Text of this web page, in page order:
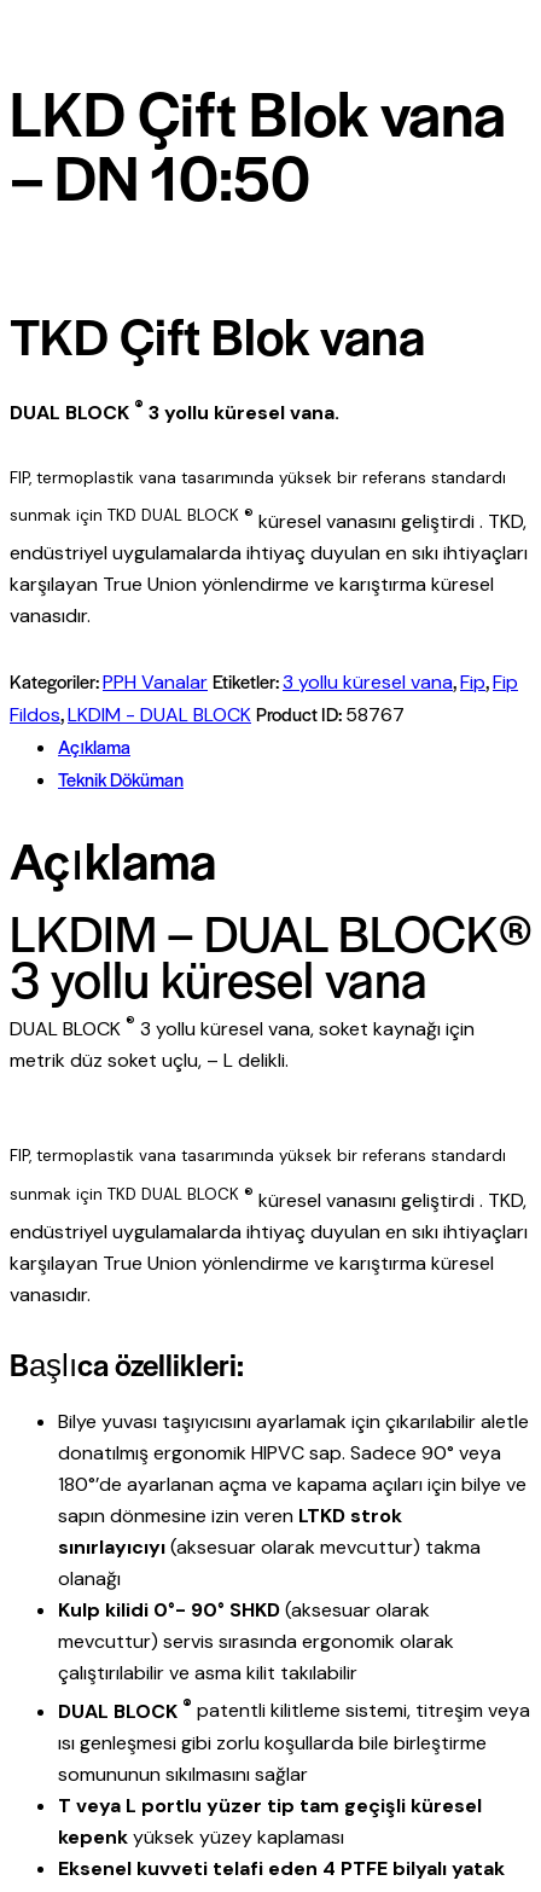
LKD Çift Blok vana
– DN 10:50
TKD Çift Blok vana
DUAL BLOCK ® 3 yollu küresel vana.
FIP, termoplastik vana tasarımında yüksek bir referans standardı
sunmak için TKD DUAL BLOCK ® küresel vanasını geliştirdi . TKD,
endüstriyel uygulamalarda ihtiyaç duyulan en sıkı ihtiyaçları
karşılayan True Union yönlendirme ve karıştırma küresel
vanasıdır.
Kategoriler:PPH VanalarEtiketler:3 yollu küresel vana,Fip,Fip
Fildos,LKDIM - DUAL BLOCKProduct ID:58767
Açıklama
Teknik Döküman
Açıklama
LKDIM – DUAL BLOCK®
3 yollu küresel vana
DUAL BLOCK ® 3 yollu küresel vana, soket kaynağı için
metrik düz soket uçlu, – L delikli.
FIP, termoplastik vana tasarımında yüksek bir referans standardı
sunmak için TKD DUAL BLOCK ® küresel vanasını geliştirdi . TKD,
endüstriyel uygulamalarda ihtiyaç duyulan en sıkı ihtiyaçları
karşılayan True Union yönlendirme ve karıştırma küresel
vanasıdır.
Başlıca özellikleri:
Bilye yuvası taşıyıcısını ayarlamak için çıkarılabilir aletle
donatılmış ergonomik HIPVC sap. Sadece 90° veya
180°’de ayarlanan açma ve kapama açıları için bilye ve
sapın dönmesine izin veren LTKD strok
sınırlayıcıyı(aksesuar olarak mevcuttur) takma
olanağı
Kulp kilidi 0°- 90° SHKD(aksesuar olarak
mevcuttur) servis sırasında ergonomik olarak
çalıştırılabilir ve asma kilit takılabilir
DUAL BLOCK ® patentli kilitleme sistemi, titreşim veya
ısı genleşmesi gibi zorlu koşullarda bile birleştirme
somununun sıkılmasını sağlar
T veya L portlu yüzer tip tam geçişli küresel
kepenkyüksek yüzey kaplaması
Eksenel kuvveti telafi eden 4 PTFE bilyalı yatak